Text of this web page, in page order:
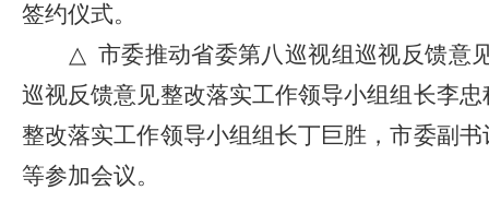
签约仪式。
△ 市委推动省委第八巡视组巡视反馈意
巡视反馈意见整改落实工作领导小组组长李
整改落实工作领导小组组长丁巨胜，市委副
等参加会议。